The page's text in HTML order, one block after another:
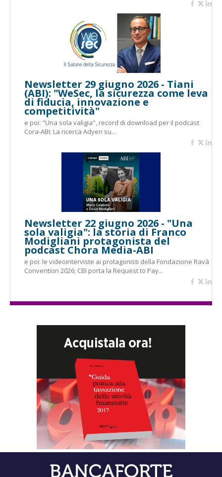
Newsletter 29 giugno 2026 - Tiani
(ABI): "WeSec, la sicurezza come leva
di fiducia, innovazione e
competitività"
e poi: "Una sola valigia", record di download per il podcast
Cora-ABI; La ricerca Adyen su...
Newsletter 22 giugno 2026 - "Una
sola valigia": la storia di Franco
Modigliani protagonista del
podcast Chora Media-ABI
e poi: le videointerviste ai protagonisti della Fondazione Ravà
Convention 2026; CBI porta la Request to Pay...